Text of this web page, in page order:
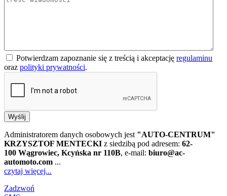
Potwierdzam zapoznanie się z treścią i akceptację regulaminu
oraz polityki prywatności.
Wyślij
Administratorem danych osobowych jest "AUTO-CENTRUM"
KRZYSZTOF MENTECKI z siedzibą pod adresem: 62-
100 Wągrowiec, Kcyńska nr 110B, e-mail: biuro@ac-
automoto.com ...
czytaj więcej...
Zadzwoń